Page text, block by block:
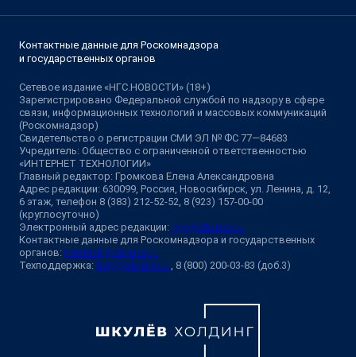
Контактные данные для Роскомнадзора
и государственных органов
Сетевое издание «НГС.НОВОСТИ» (18+)
Зарегистрировано Федеральной службой по надзору в сфере
связи, информационных технологий и массовых коммуникаций
(Роскомнадзор)
Свидетельство о регистрации СМИ ЭЛ № ФС 77—84683
Учредитель: Общество с ограниченной ответственностью
«ИНТЕРНЕТ ТЕХНОЛОГИИ»
Главный редактор: Громкова Елена Александровна
Адрес редакции: 630099, Россия, Новосибирск, ул. Ленина, д. 12,
6 этаж, телефон 8 (383) 212-52-52, 8 (923) 157-00-00
(круглосуточно)
Электронный адрес редакции: ngs@shkulev.ru
Контактные данные для Роскомнадзора и государственных
органов: juristnsk@shkulev.ru
Техподдержка: help@shkulev.ru, 8 (800) 200-03-83 (доб.3)